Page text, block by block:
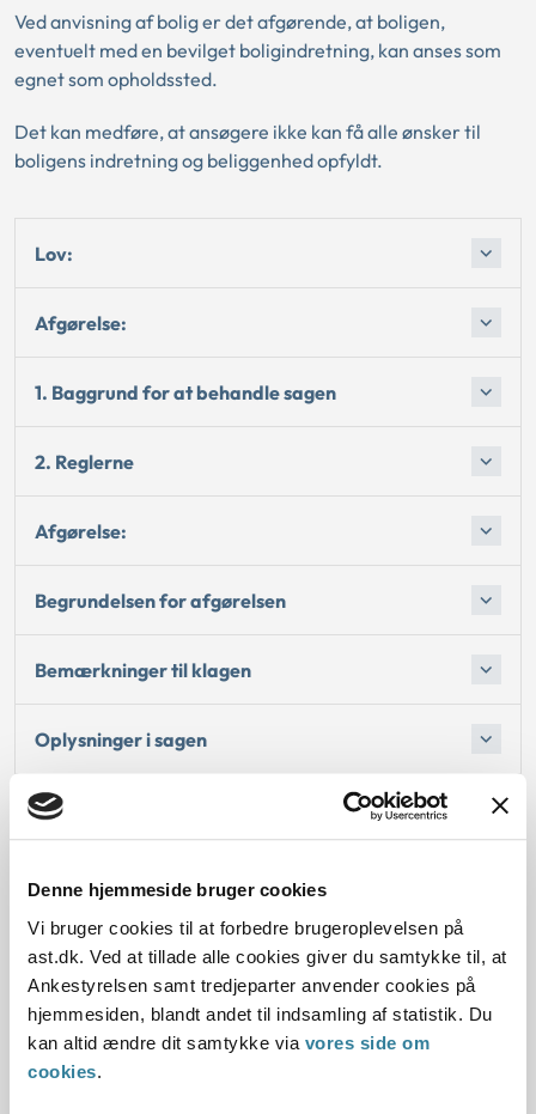
Denne hjemmeside bruger cookies
Vi bruger cookies til at forbedre brugeroplevelsen på
ast.dk. Ved at tillade alle cookies giver du samtykke til, at
Ankestyrelsen samt tredjeparter anvender cookies på
hjemmesiden, blandt andet til indsamling af statistik. Du
kan altid ændre dit samtykke via vores side om
cookies.
Ved anvisning af bolig er det afgørende, at boligen,
eventuelt med en bevilget boligindretning, kan anses som
egnet som opholdssted.
Det kan medføre, at ansøgere ikke kan få alle ønsker til
boligens indretning og beliggenhed opfyldt.
Lov:
Afgørelse:
1. Baggrund for at behandle sagen
2. Reglerne
Afgørelse:
Begrundelsen for afgørelsen
Bemærkninger til klagen
Oplysninger i sagen
28.02.2013
Offentliggørelsesdato
04.12.2013 Denne principmeddelelse er kasseret
den 6. december 2024, da den er erstattet af
principmeddelelse 24-24.